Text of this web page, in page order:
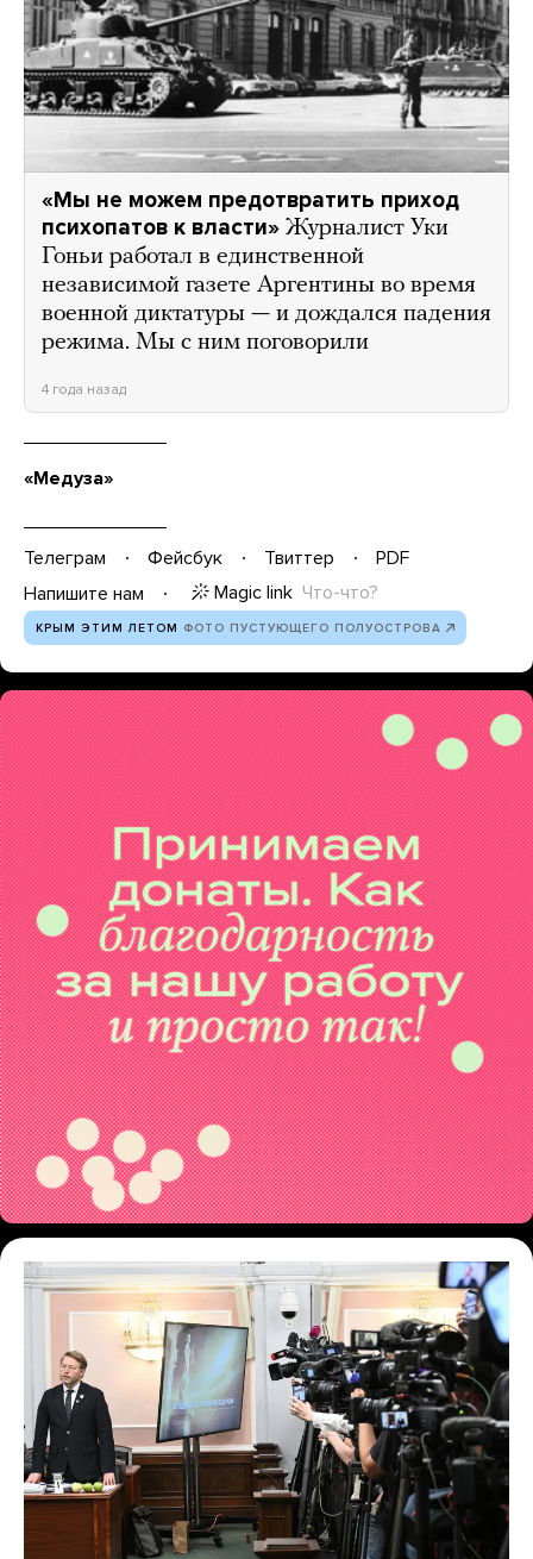
«Мы не можем предотвратить приход
психопатов к власти» Журналист Уки
Гоньи работал в единственной
независимой газете Аргентины во время
военной диктатуры — и дождался падения
режима. Мы с ним поговорили
4 года назад
«Медуза»
Телеграм Фейсбук Твиттер
PDF
Напишите нам
Magic link Что-что?
КРЫМ ЭТИМ ЛЕТОМ ФОТО ПУСТУЮЩЕГО ПОЛУОСТРОВА